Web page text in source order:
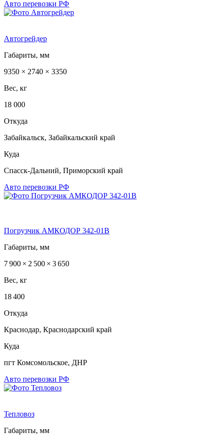
Авто перевозки РФ
Автогрейдер
Габариты, мм
9350 × 2740 × 3350
Вес, кг
18 000
Откуда
Забайкальск, Забайкальский край
Куда
Спасск-Дальний, Приморский край
Авто перевозки РФ
Погрузчик АМКОДОР 342-01В
Габариты, мм
7 900 × 2 500 × 3 650
Вес, кг
18 400
Откуда
Краснодар, Краснодарский край
Куда
пгт Комсомольское, ДНР
Авто перевозки РФ
Тепловоз
Габариты, мм